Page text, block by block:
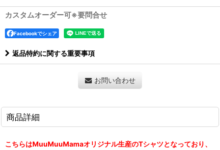
カスタムオーダー可※要問合せ
Facebookでシェア
返品特約に関する重要事項
お問い合わせ
商品詳細
こちらはMuuMuuMamaオリジナル生産のTシャツとなっており、